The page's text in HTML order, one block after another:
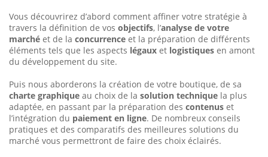
Vous découvrirez d’abord comment affiner votre stratégie à
travers la définition de vos objectifs, l’analyse de votre
marché et de la concurrence et la préparation de différents
éléments tels que les aspects légaux et logistiques en amont
du développement du site.
Puis nous aborderons la création de votre boutique, de sa
charte graphique au choix de la solution technique la plus
adaptée, en passant par la préparation des contenus et
l’intégration du paie­ment en ligne. De nombreux conseils
pratiques et des comparatifs des meilleures solutions du
marché vous permettront de faire des choix éclairés.